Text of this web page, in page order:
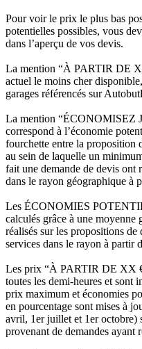
Pour voir le prix le plus bas
potentielles possibles, vous
dans l’aperçu de vos devis.
La mention “À PARTIR DE
actuel le moins cher
garages référencés sur
La mention “ÉCONOMISEZ
correspond à l’économie
fourchette entre la proposition
au sein de laquelle un
fait une demande de devis ont
dans le rayon géographique à
Les ÉCONOMIES
calculés grâce à une moyenne
réalisés sur les propositions de
services dans le rayon à partir
Les prix “À PARTIR DE XX
toutes les demi-heures et sont
prix maximum et économies
en pourcentage sont mises à
avril, 1er juillet et 1er octobre)
provenant de demandes ayant